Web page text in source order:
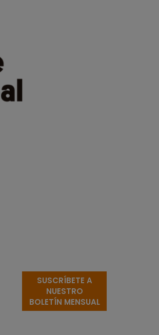
SUSCRÍBETE A
NUESTRO
BOLETÍN MENSUAL